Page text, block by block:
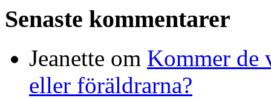
Senaste kommentarer
Jeanette om Kommer de
eller föräldrarna?